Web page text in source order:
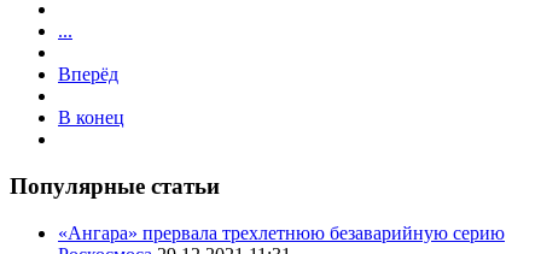
...
Вперёд
В конец
Популярные статьи
«Ангара» прервала трехлетнюю безаварийную серию